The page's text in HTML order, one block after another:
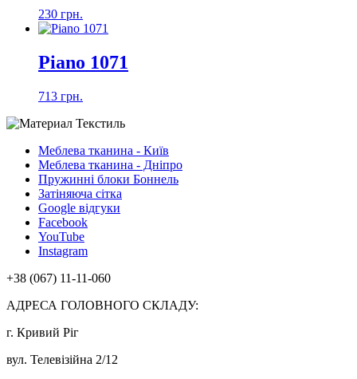
230 грн.
Piano 1071
713 грн.
Меблева тканина - Київ
Меблева тканина - Дніпро
Пружинні блоки Боннель
Затіняюча сітка
Google відгуки
Facebook
YouTube
Instagram
+38 (067) 11-11-060
АДРЕСА ГОЛОВНОГО СКЛАДУ:
г. Кривий Ріг
вул. Телевізійна 2/12